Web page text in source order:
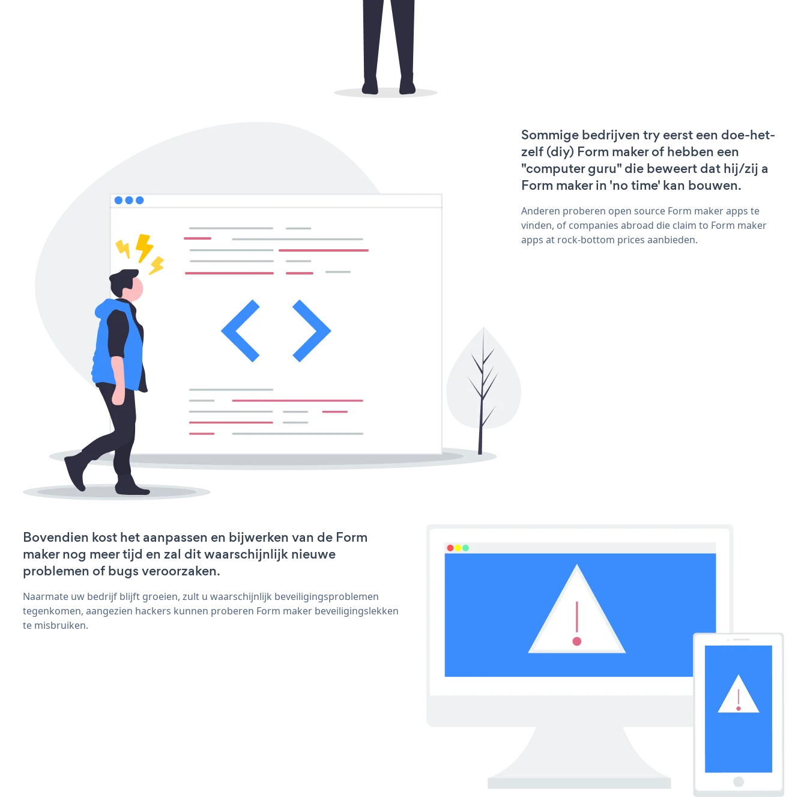
Sommige bedrijven try eerst een doe-het-
zelf (diy) Form maker of hebben een
"computer guru" die beweert dat hij/zij a
Form maker in 'no time' kan bouwen.
Anderen proberen open source Form maker apps te
vinden, of companies abroad die claim to Form maker
apps at rock-bottom prices aanbieden.
Bovendien kost het aanpassen en bijwerken van de Form
maker nog meer tijd en zal dit waarschijnlijk nieuwe
problemen of bugs veroorzaken.
Naarmate uw bedrijf blijft groeien, zult u waarschijnlijk beveiligingsproblemen
tegenkomen, aangezien hackers kunnen proberen Form maker beveiligingslekken
te misbruiken.